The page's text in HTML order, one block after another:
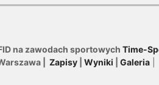
na zawodach sportowych Time-
| Zapisy| Wyniki Galeria|